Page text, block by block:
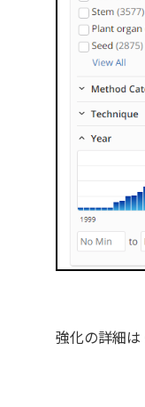
強化の詳細